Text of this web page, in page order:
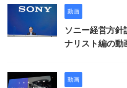
動画
ソニー経営方
ナリスト編の動
動画